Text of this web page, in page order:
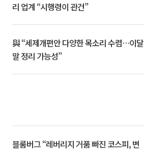
리 업계 “시행령이 관건”
與 “세제개편안 다양한 목소리 수렴…이달
말 정리 가능성”
블룸버그 “레버리지 거품 빠진 코스피, 변